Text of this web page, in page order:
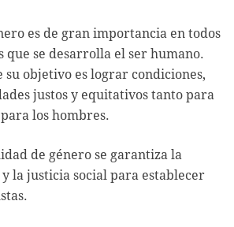
es de gran importancia en todos
que se desarrolla el ser humano.
su objetivo es lograr condiciones,
justos y equitativos tanto para
los hombres.
de género se garantiza la
la justicia social para establecer